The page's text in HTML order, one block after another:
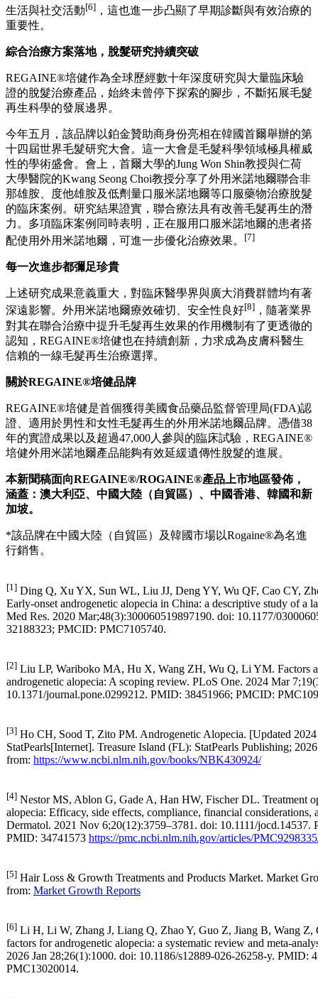
生活與社交活動[6] ，這也進一步凸顯了早期診斷與有效治療的
重要性。
綜合治療方案落地，脫髮研究持續突破
REGAINE®培健作為全球歷經數十年深度研究與大量臨床驗
證的脫髮治療產品，始終未曾停下探索的腳步，不斷拓展毛髮
再生科學的發展邊界。
今年五月，該品牌以鉑金贊助商身份亮相在韓國首爾舉辦的第
十四屆世界毛髮研究大會。這一大會是毛髮科學領域極具權威
性的學術盛會。會上，首爾大學的Jung Won Shin教授與仁荷
大學醫院的Kwang Seong Choi教授分享了外用米諾地爾聯合非
那雄胺、度他雄胺及低劑量口服米諾地爾等口服藥物治療脫髮
的臨床案例。研究結果證實，聯合療法具有改善毛髮再生的潛
力。多項臨床案例同時表明，正在服用口服米諾地爾的患者搭
配使用外用米諾地爾，可進一步優化治療效果。
[7]
每一次進步都彌足珍貴
上述研究成果意義重大，對臨床醫學界與廣大消費群體均有著
深遠影響。外用米諾地爾療效確切、安全性良好[8] ，隨著業界
對其在聯合治療中提升毛髮再生效果的作用機制有了更透徹的
認知，REGAINE®培健也在持續創新，力求成為皮膚科醫生
信賴的一線毛髮再生治療選擇。
關於REGAINE®培健品牌
REGAINE®培健是首個獲得美國食品藥品監督管理局(FDA)認
證、適用於男性和女性毛髮再生的外用米諾地爾品牌。憑借38
年的實證成果以及超過47,000人參與的臨床試驗，REGAINE®
培健外用米諾地爾產品能夠有效延緩遺傳性脫髮的進展。
本新聞稿面向REGAINE®/ROGAINE®產品上市地區發佈，
涵蓋：澳大利亞、中國大陸（自貿區）、中國香港、韓國和新
加坡。
*該品牌在中國大陸（自貿區）及韓國市場以Rogaine®為名進
行銷售。
[1] Ding Q, Xu YX, Sun WL, Liu JJ, Deng YY, Wu QF, Cao CY,
Early-onset androgenetic alopecia in China: a descriptive study of a
Med Res. 2020 Mar;48(3):300060519897190. doi: 10.1177/
32188323; PMCID: PMC7105740.
[2] Liu LP, Wariboko MA, Hu X, Wang ZH, Wu Q, Li YM. Factors
androgenetic alopecia: A scoping review. PLoS One. 2024 Mar
10.1371/journal.pone.0299212. PMID: 38451966; PMCID:
[3] Ho CH, Sood T, Zito PM. Androgenetic Alopecia. [Updated
StatPearls[Internet]. Treasure Island (FL): StatPearls Publishing;
from: https://www.ncbi.nlm.nih.gov/books/NBK430924/
[4] Nestor MS, Ablon G, Gade A, Han HW, Fischer DL. Treatment
alopecia: Efficacy, side effects, compliance, financial considerations,
Dermatol. 2021 Nov 6;20(12):3759–3781. doi: 10.1111/
PMID: 34741573 https://pmc.ncbi.nlm.nih.gov/articles/
[5] Hair Loss & Growth Treatments and Products Market. Market
from: Market Growth Reports
[6] Li H, Li W, Zhang J, Liang Q, Zhao Y, Guo Z, Jiang B, Wang Z,
factors for androgenetic alopecia: a systematic review and meta-
2026 Jan 28;26(1):1000. doi: 10.1186/s12889-026-26258-y. PMID:
PMC13020014.